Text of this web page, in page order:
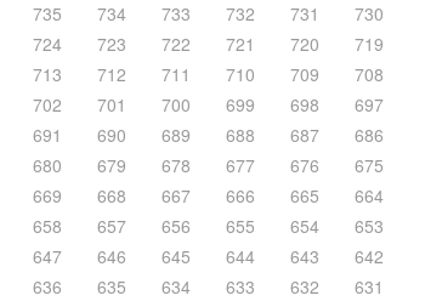
735 734 733 732 731
730
724 723 722 721 720
719
713 712 711 710 709
708
702 701 700 699 698
697
691 690 689 688 687
686
680 679 678 677 676
675
669 668 667 666 665
664
658 657 656 655 654
653
647 646 645 644 643
642
636 635 634 633 632
631